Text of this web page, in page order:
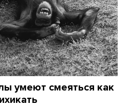
умеют смеяться как